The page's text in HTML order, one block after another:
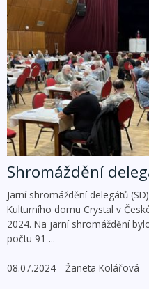
Shromáždění
Jarní shromáždění delegátů
Kulturního domu Crystal v
2024. Na jarní shromáždění
počtu 91 ...
08.07.2024 Žaneta Kolářová